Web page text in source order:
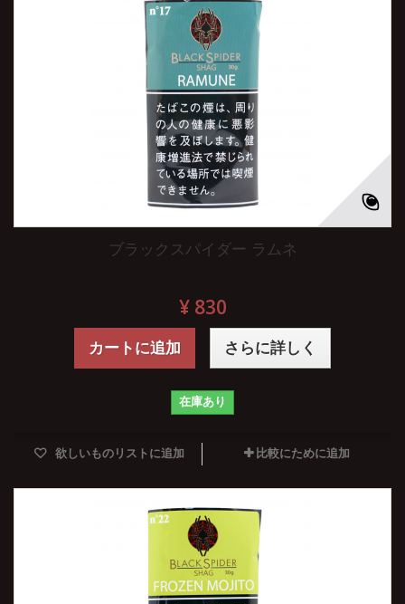
ブラックスパイダー ラムネ
¥ 830
カートに追加 さらに詳しく
在庫あり
欲しいものリストに追加 比較にために追加